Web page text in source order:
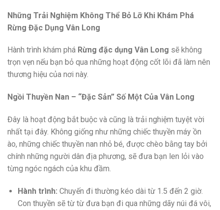
Những Trải Nghiệm Không Thể Bỏ Lỡ Khi Khám Phá
Rừng Đặc Dụng Vân Long
Hành trình khám phá Rừng đặc dụng Vân Long sẽ không
trọn vẹn nếu bạn bỏ qua những hoạt động cốt lõi đã làm nên
thương hiệu của nơi này.
Ngồi Thuyền Nan – “Đặc Sản” Số Một Của Vân Long
Đây là hoạt động bắt buộc và cũng là trải nghiệm tuyệt vời
nhất tại đây. Không giống như những chiếc thuyền máy ồn
ào, những chiếc thuyền nan nhỏ bé, được chèo bằng tay bởi
chính những người dân địa phương, sẽ đưa bạn len lỏi vào
từng ngóc ngách của khu đầm.
Hành trình: Chuyến đi thường kéo dài từ 1.5 đến 2 giờ.
Con thuyền sẽ từ từ đưa bạn đi qua những dãy núi đá vôi,